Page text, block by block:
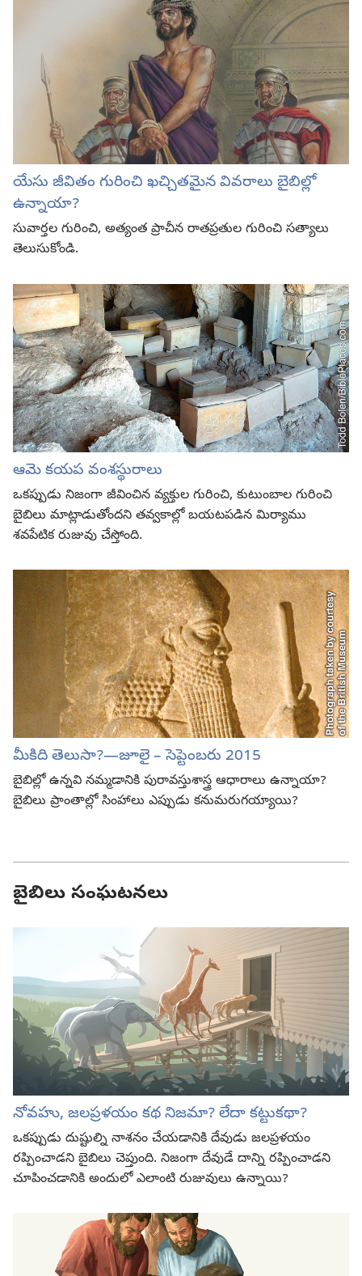
యేసు జీవితం గురించి ఖచ్చితమైన వివరాలు బైబిల్లో
ఉన్నాయా?
సువార్తల గురించి, అత్యంత ప్రాచీన రాతప్రతుల గురించి సత్యాలు
తెలుసుకోండి.
ఆమె కయప వంశస్థురాలు
ఒకప్పుడు నిజంగా జీవించిన వ్యక్తుల గురించి, కుటుంబాల గురించి
బైబిలు మాట్లాడుతోందని తవ్వకాల్లో బయటపడిన మిర్యాము
శవపేటిక రుజువు చేస్తోంది.
మీకిది తెలుసా?—జూలై – సెప్టెంబరు 2015
బైబిల్లో ఉన్నవి నమ్మడానికి పురావస్తుశాస్త్ర ఆధారాలు ఉన్నాయా?
బైబిలు ప్రాంతాల్లో సింహాలు ఎప్పుడు కనుమరుగయ్యాయి?
బైబిలు సంఘటనలు
నోవహు, జలప్రళయం కథ నిజమా? లేదా కట్టుకథా?
ఒకప్పుడు దుష్టుల్ని నాశనం చేయడానికి దేవుడు జలప్రళయం
రప్పించాడని బైబిలు చెప్తుంది. నిజంగా దేవుడే దాన్ని రప్పించాడని
చూపించడానికి అందులో ఎలాంటి రుజువులు ఉన్నాయి?